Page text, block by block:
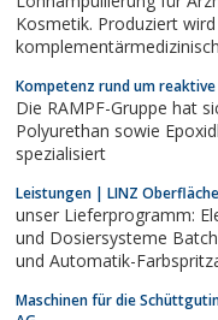
Kosmetik. Produziert
Kompetenz rund um reaktive
Die RAMPF-Gruppe hat
Polyurethan sowie
spezialisiert
Leistungen | LINZ
unser Lieferprogramm:
und Dosiersysteme
und Automatik-
und Airmixdüsen
Maschinen für die